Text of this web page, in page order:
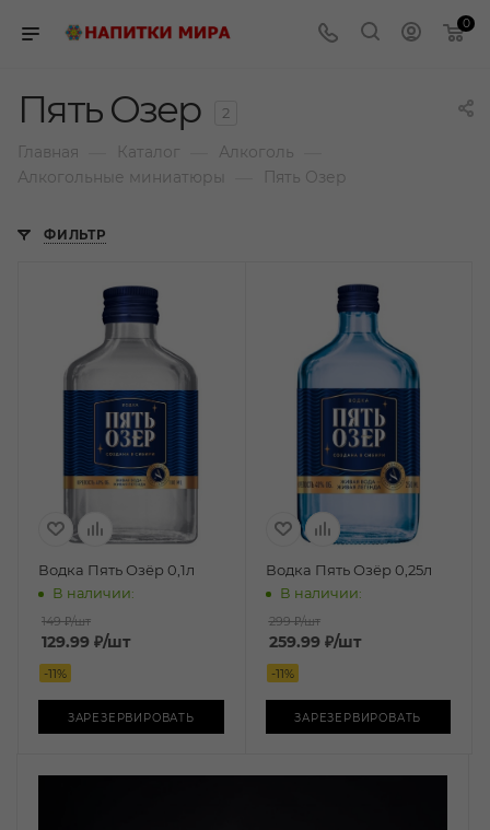
0
Пять Озер 2
Главная Каталог Алкоголь
Алкогольные миниатюры Пять Озер
ФИЛЬТР
Водка Пять Озёр 0,1л
В наличии:
149 ₽/шт
129.99 ₽/шт
-11%
ЗАРЕЗЕРВИРОВАТЬ
Водка Пять Озёр 0,25л
В наличии:
299 ₽/шт
259.99₽/шт
-11%
ЗАРЕЗЕРВИРОВАТЬ